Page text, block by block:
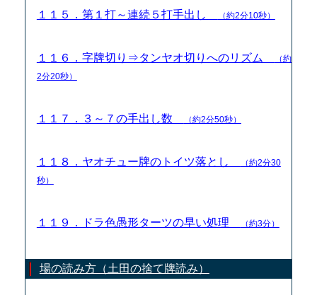
１１５．第１打～連続５打手出し （約2分10秒）
１１６．字牌切り⇒タンヤオ切りへのリズム
（約
2分20秒）
１１７．３～７の手出し数 （約2分50秒）
１１８．ヤオチュー牌のトイツ落とし
（約2分30
秒）
１１９．ドラ色愚形ターツの早い処理 （約3分）
場の読み方（土田の捨て牌読み）